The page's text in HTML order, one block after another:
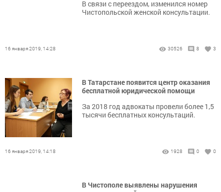
В связи с переездом, изменился номер
Чистопольской женской консультации.
16 января 2019, 14:28 30526 8 3
В Татарстане появится центр оказания
бесплатной юридической помощи
За 2018 год адвокаты провели более 1,5
тысячи бесплатных консультаций.
16 января 2019, 14:18 1928 0 0
В Чистополе выявлены нарушения